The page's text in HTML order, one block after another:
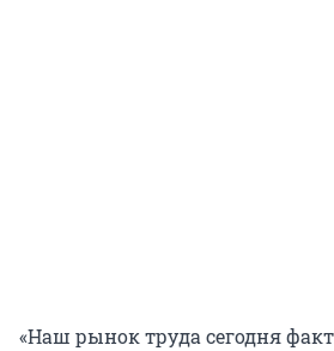
«Наш рынок труда сегодня